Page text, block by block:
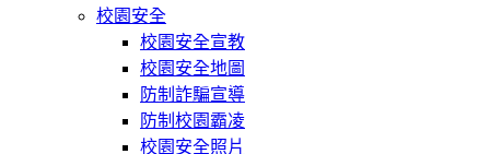
校園安全
校園安全宣教
校園安全地圖
防制詐騙宣導
防制校園霸凌
校園安全照片